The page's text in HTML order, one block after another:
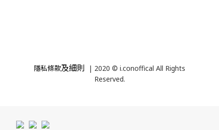
隱私條款及細則
| 2020 © i.conoffical All Rights
Reserved.